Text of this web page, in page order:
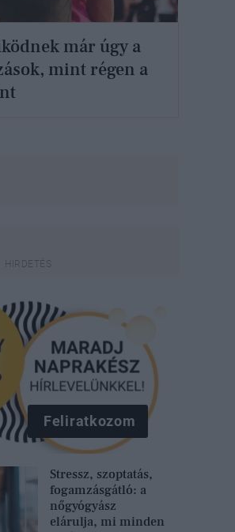
már úgy a
mint régen a
Feliratkozom
Stressz, szoptatás,
fogamzásgátló: a
nőgyógyász
elárulja, mi minden